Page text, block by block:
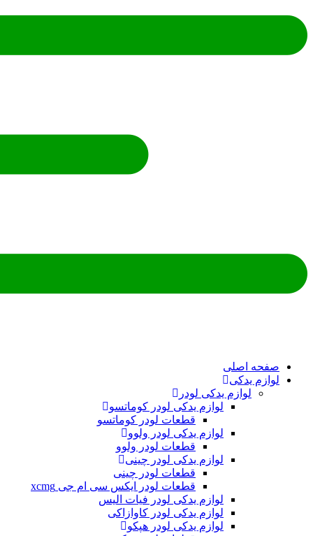
اصلی
یدکی
لوازم یدکی لودر
لوازم یدکی لودر کوماتسو
قطعات لودر کوماتسو
لوازم یدکی لودر ولوو
قطعات لودر ولوو
لوازم یدکی لودر چینی
قطعات لودر چینی
قطعات لودر ایکس سی ام جی xcmg
لوازم یدکی لودر فیات الیس
لوازم یدکی لودر کاوازاکی
لوازم یدکی لودر هپکو